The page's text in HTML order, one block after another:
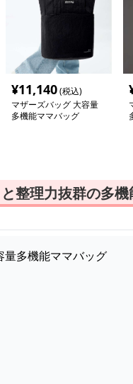
¥11,140(税込)
マザーズバッグ 大容量
多機能ママバッグ
整理力抜群の多